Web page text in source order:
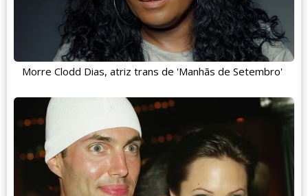
Morre Clodd Dias, atriz trans de 'Manhãs de Setembro'